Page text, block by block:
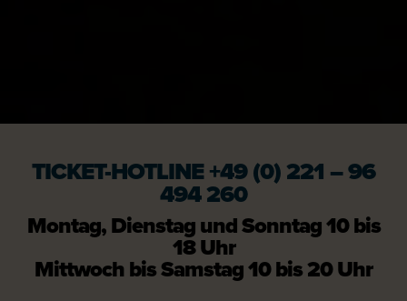
TICKET-HOTLINE +49 (0) 221 – 96
494 260
Montag, Dienstag und Sonntag 10 bis
18 Uhr
Mittwoch bis Samstag 10 bis 20 Uhr